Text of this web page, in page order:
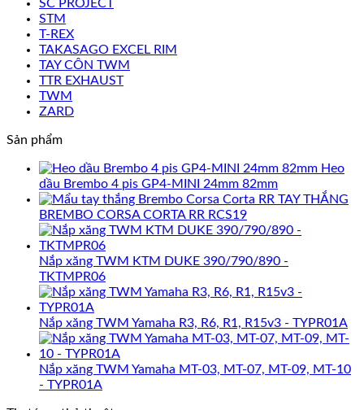
SC PROJECT
STM
T-REX
TAKASAGO EXCEL RIM
TAY CÔN TWM
TTR EXHAUST
TWM
ZARD
Sản phẩm
Heo
dầu Brembo 4 pis GP4-MINI 24mm 82mm
TAY THẮNG
BREMBO CORSA CORTA RR RCS19
Nắp xăng TWM KTM DUKE 390/790/890 -
TKTMPR06
Nắp xăng TWM Yamaha R3, R6, R1, R15v3 - TYPR01A
Nắp xăng TWM Yamaha MT-03, MT-07, MT-09, MT-10
- TYPR01A